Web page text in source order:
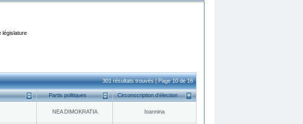
législature
301 résultats trouvés | Page 10 de 16
Partis politiques Circonscription d’élection
NEA DΙMOKRATIA Ioannina